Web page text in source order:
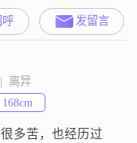
有一种是有经历，
，聪明有智慧，在
一起向前走
呼 发留言
离异
168cm
多苦，也经历过